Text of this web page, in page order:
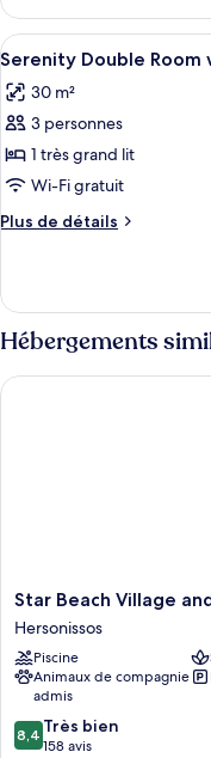
le
type
de
chambre
Chambre
Afficher
toutes
les
photos
pour
ce
type
de
Serenity
Double
Room
with
6
Serenity Double Room
30 m²
3 personnes
1 très grand lit
Wi-Fi gratuit
Plus de détails
Plus
le
type
de
chambre
Serenity
Hébergements
Star
Beach
Village
and
Water
Park
Hersonissos
Star Beach Village
Hersonissos
Piscine
Animaux de compagnie
admis
8.4
sur
8,4 Très bien
158 avis
Star Beach Village and